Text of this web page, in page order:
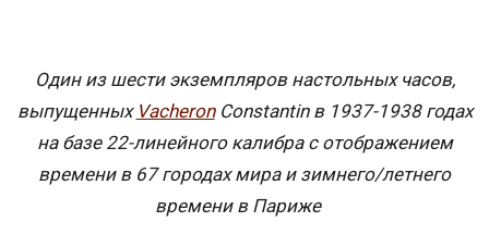
Один из шести экземпляров настольных часов,
выпущенных VacheronConstantin в 1937-1938 годах
на базе 22-линейного калибра с отображением
времени в 67 городах мира и зимнего/летнего
времени в Париже